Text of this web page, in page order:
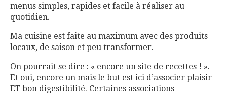
menus simples, rapides et facile à réaliser au
quotidien.
Ma cuisine est faite au maximum avec des produits
locaux, de saison et peu transformer.
On pourrait se dire : « encore un site de recettes ! ».
Et oui, encore un mais le but est ici d’associer plaisir
ET bon digestibilité. Certaines associations